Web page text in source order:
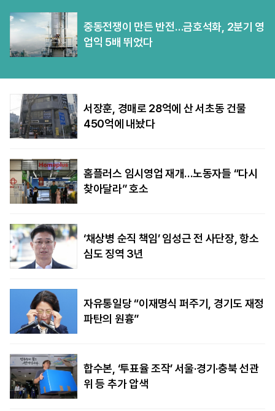
중동전쟁이 만든 반전…금호석화, 2분기 영
업익 5배 뛰었다
서장훈, 경매로 28억에 산 서초동 건물
450억에 내놨다
홈플러스 임시영업 재개…노동자들 “다시
찾아달라” 호소
‘채상병 순직 책임’ 임성근 전 사단장, 항소
심도 징역 3년
자유통일당 “이재명식 퍼주기, 경기도 재정
파탄의 원흉”
합수본, ‘투표율 조작’ 서울·경기·충북 선관
위 등 추가 압색